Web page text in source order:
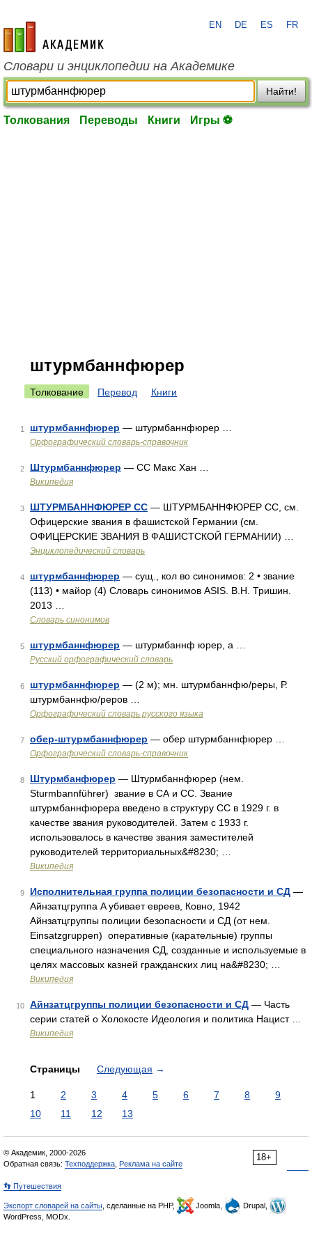
academic.ru
EN DE ES FR
Словари и энциклопедии на Академике
Найти!
Толкования Переводы Книги Игры ⚽
штурмбаннфюрер
Толкование Перевод Книги
1 штурмбаннфюрер — штурмбаннфюрер …
Орфографический словарь-справочник
2 Штурмбаннфюрер — СС Макс Хан …
Википедия
3 ШТУРМБАННФЮРЕР СС — ШТУРМБАННФЮРЕР СС, см.
Офицерские звания в фашистской Германии (см.
ОФИЦЕРСКИЕ ЗВАНИЯ В ФАШИСТСКОЙ ГЕРМАНИИ) …
Энциклопедический словарь
4 штурмбаннфюрер — сущ., кол во синонимов: 2 • звание
(113) • майор (4) Словарь синонимов ASIS. В.Н. Тришин.
2013 …
Словарь синонимов
5 штурмбаннфюрер — штурмбаннф юрер, а …
Русский орфографический словарь
6 штурмбаннфюрер — (2 м); мн. штурмбаннфю/реры, Р.
штурмбаннфю/реров …
Орфографический словарь русского языка
7 обер-штурмбаннфюрер — обер штурмбаннфюрер …
Орфографический словарь-справочник
8 Штурмбанфюрер — Штурмбаннфюрер (нем.
Sturmbannführer) звание в СА и СС. Звание
штурмбаннфюрера введено в структуру СС в 1929 г. в
качестве звания руководителей. Затем с 1933 г.
использовалось в качестве звания заместителей
руководителей территориальных&#8230; …
Википедия
9 Исполнительная группа полиции безопасности и СД —
Айнзатцгруппа A убивает евреев, Ковно, 1942
Айнзатцгруппы полиции безопасности и СД (от нем.
Einsatzgruppen) оперативные (карательные) группы
специального назначения СД, созданные и используемые в
целях массовых казней гражданских лиц на&#8230; …
Википедия
10 Айнзатцгруппы полиции безопасности и СД — Часть
серии статей о Холокосте Идеология и политика Нацист …
Википедия
Страницы Следующая →
1 2 3 4 5 6 7 8
9
10
11 12 13
18+
© Академик, 2000-2026
Обратная связь: Техподдержка Реклама на сайте
👣 Путешествия
Экспорт словарей на сайты , сделанные на PHP, Joomla,
Drupal,
WordPress, MODx.